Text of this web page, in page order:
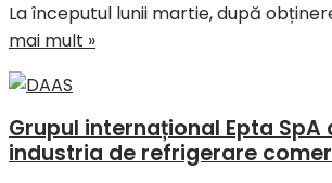
La începutul lunii martie, după
mai mult »
Grupul internațional Epta
industria de refrigerare